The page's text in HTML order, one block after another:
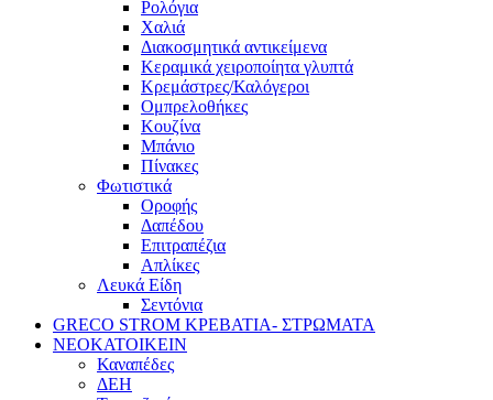
Ρολόγια
Χαλιά
Διακοσμητικά αντικείμενα
Κεραμικά χειροποίητα γλυπτά
Κρεμάστρες/Καλόγεροι
Ομπρελοθήκες
Κουζίνα
Μπάνιο
Πίνακες
Φωτιστικά
Οροφής
Δαπέδου
Επιτραπέζια
Απλίκες
Λευκά Είδη
Σεντόνια
GRECO STROM ΚΡΕΒΑΤΙΑ- ΣΤΡΩΜΑΤΑ
ΝΕΟΚΑΤΟΙΚΕΙΝ
Καναπέδες
ΔΕΗ